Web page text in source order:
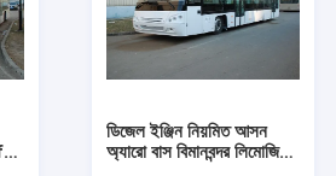
ডিজেল ইঞ্জিন নিয়মিত আসন
অ্যারো বাস বিমানবন্দর লিমোজিন